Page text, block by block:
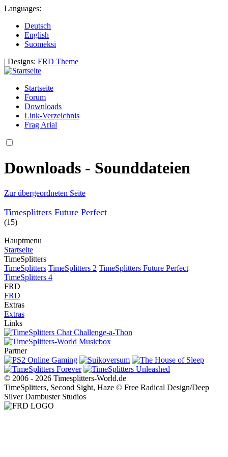
Languages:
Deutsch
English
Suomeksi
| Designs: FRD Theme
Startseite
Forum
Downloads
Link-Verzeichnis
Frag Arial
Downloads - Sounddateien
Zur übergeordneten Seite
Timesplitters Future Perfect
(15)
Hauptmenu
Startseite
TimeSplitters
TimeSplitters TimeSplitters 2 TimeSplitters Future Perfect
TimeSplitters 4
FRD
FRD
Extras
Extras
Links
Partner
© 2006 - 2026 Timesplitters-World.de
TimeSplitters, Second Sight, Haze © Free Radical Design/Deep
Silver Dambuster Studios